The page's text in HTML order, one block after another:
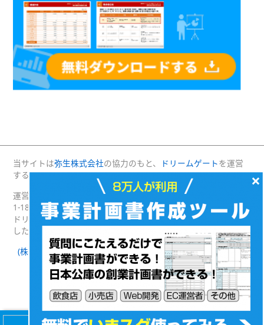
当サイトは弥生株式会社の協力のもと、 ドリームゲートを運営
する(株)プロジェクトニッポンが運営・管理しています。
運営：(株)プロジェクトニッポン 〒160-0004 東京都新宿区四谷
1-18 綿半野原ビル別館8階
ドリームゲートは経済産業省の後援を受けて2003年4月に発足
した日本最大級の起業支援プラットフォームです。
(株)プロジェクトニッポン 会社概要 ｜ ドリームゲートとは｜
ドリームゲート公式SNSFacebook
Twitter
(c) DREAMGATE PROJECT. ALL RIGHTS RESERVED.
【無料】8万人が利用！ 会社設立・経営
×